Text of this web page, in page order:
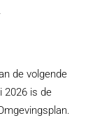
de volgende
2026 is de